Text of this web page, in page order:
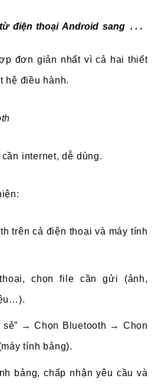
điện thoại Android sang máy
đơn giản nhất vì cả hai thiết
hệ điều hành.
internet, dễ dùng.
trên cả điện thoại và máy tính
chọn file cần gửi (ảnh,
sẻ” → Chọn Bluetooth → Chọn
tính bảng).
bảng, chấp nhận yêu cầu và